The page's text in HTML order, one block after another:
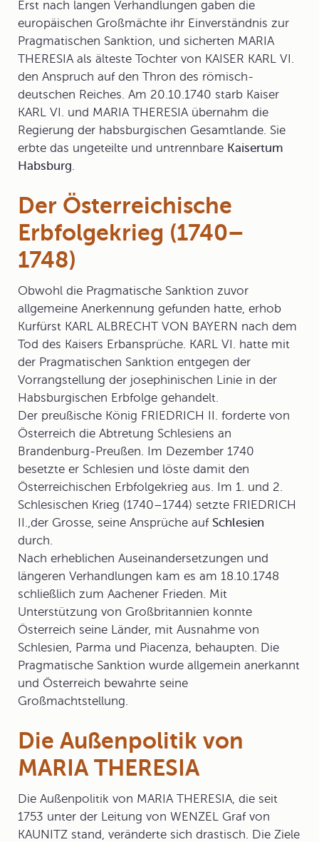
Erst nach langen Verhandlungen gaben die
europäischen Großmächte ihr Einverständnis zur
Pragmatischen Sanktion, und sicherten MARIA
THERESIA als älteste Tochter von KAISER KARL VI.
den Anspruch auf den Thron des römisch-
deutschen Reiches. Am 20.10.1740 starb Kaiser
KARL VI. und MARIA THERESIA übernahm die
Regierung der habsburgischen Gesamtlande. Sie
erbte das ungeteilte und untrennbare Kaisertum
Habsburg.
Der Österreichische
Erbfolgekrieg (1740–
1748)
Obwohl die Pragmatische Sanktion zuvor
allgemeine Anerkennung gefunden hatte, erhob
Kurfürst KARL ALBRECHT VON BAYERN nach dem
Tod des Kaisers Erbansprüche. KARL VI. hatte mit
der Pragmatischen Sanktion entgegen der
Vorrangstellung der josephinischen Linie in der
Habsburgischen Erbfolge gehandelt.
Der preußische König FRIEDRICH II. forderte von
Österreich die Abtretung Schlesiens an
Brandenburg-Preußen. Im Dezember 1740
besetzte er Schlesien und löste damit den
Österreichischen Erbfolgekrieg aus. Im 1. und 2.
Schlesischen Krieg (1740–1744) setzte FRIEDRICH
II.,der Grosse, seine Ansprüche auf Schlesien
durch.
Nach erheblichen Auseinandersetzungen und
längeren Verhandlungen kam es am 18.10.1748
schließlich zum Aachener Frieden. Mit
Unterstützung von Großbritannien konnte
Österreich seine Länder, mit Ausnahme von
Schlesien, Parma und Piacenza, behaupten. Die
Pragmatische Sanktion wurde allgemein anerkannt
und Österreich bewahrte seine
Großmachtstellung.
Die Außenpolitik von
MARIA THERESIA
Die Außenpolitik von MARIA THERESIA, die seit
1753 unter der Leitung von WENZEL Graf von
KAUNITZ stand, veränderte sich drastisch. Die Ziele